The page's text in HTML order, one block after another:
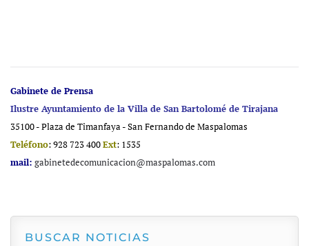
Gabinete de Prensa
Ilustre Ayuntamiento de la Villa de San Bartolomé de Tirajana
35100 - Plaza de Timanfaya - San Fernando de Maspalomas
Teléfono: 928 723 400Ext: 1535
mail: gabinetedecomunicacion@maspalomas.com
BUSCAR NOTICIAS